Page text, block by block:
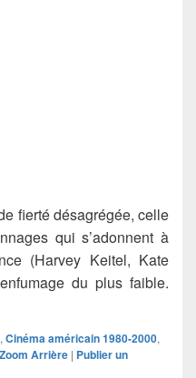
fierté désagrégée, celle
qui s’adonnent à
(Harvey Keitel, Kate
du plus faible.
, Cinéma américain 1980-2000,
Zoom Arrière | Publier un